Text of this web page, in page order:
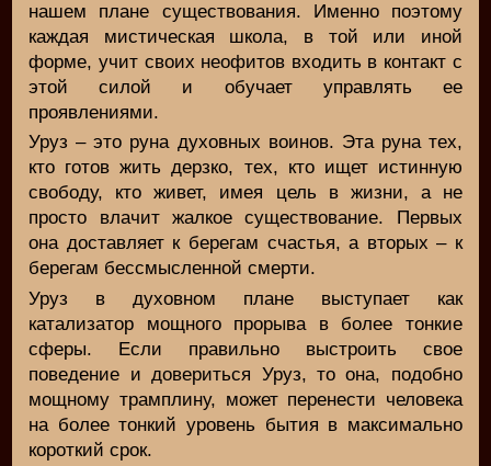
нашем плане существования. Именно поэтому
каждая мистическая школа, в той или иной
форме, учит своих неофитов входить в контакт с
этой силой и обучает управлять ее
проявлениями.
Уруз – это руна духовных воинов. Эта руна тех,
кто готов жить дерзко, тех, кто ищет истинную
свободу, кто живет, имея цель в жизни, а не
просто влачит жалкое существование. Первых
она доставляет к берегам счастья, а вторых – к
берегам бессмысленной смерти.
Уруз в духовном плане выступает как
катализатор мощного прорыва в более тонкие
сферы. Если правильно выстроить свое
поведение и довериться Уруз, то она, подобно
мощному трамплину, может перенести человека
на более тонкий уровень бытия в максимально
короткий срок.